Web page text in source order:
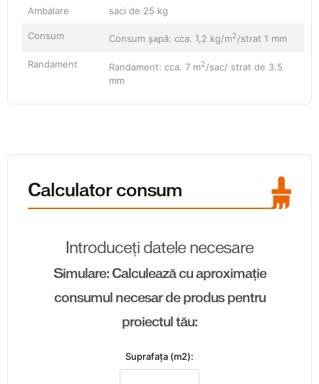
Ambalare saci de 25 kg
Consum Consum șapă: cca. 1,2 kg/m2/strat 1 mm
Randament Randament: cca. 7 m2/sac/ strat de 3.5
mm
Calculator consum
Introduceți datele necesare
Simulare: Calculează cu aproximație
consumul necesar de produs pentru
proiectul tău:
Suprafaţa (m2):